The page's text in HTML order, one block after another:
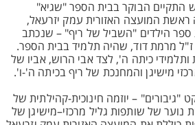
התקיים הבוקר בבית הספר "שגיא"
ראשת המועצה האזורית עמק יזרעאל,
ספר הילדים "השביל של ריף" – שנכתב
מרמת דוד, שהיה תלמיד בבית הספר.
כיתה ה', לצד אבי הרוש, אביו של
מישיגן והמחנכת של ריף בכיתה ה'-ו'.
"גיבורים" – יוזמה חינוכית-קהילתית של
נוער של שותפות גליל מרכזי–מישיגן של